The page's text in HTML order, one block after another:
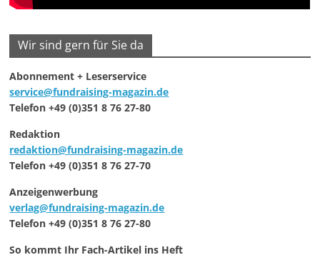
Wir sind gern für Sie da
Abonnement + Leserservice
service@fundraising-magazin.de
Telefon +49 (0)351 8 76 27-80
Redaktion
redaktion@fundraising-magazin.de
Telefon +49 (0)351 8 76 27-70
Anzeigenwerbung
verlag@fundraising-magazin.de
Telefon +49 (0)351 8 76 27-80
So kommt Ihr Fach-Artikel ins Heft